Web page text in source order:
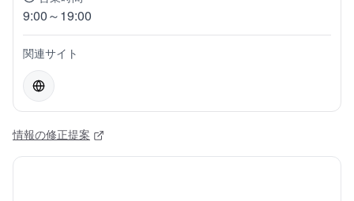
9:00～19:00
関連サイト
情報の修正提案